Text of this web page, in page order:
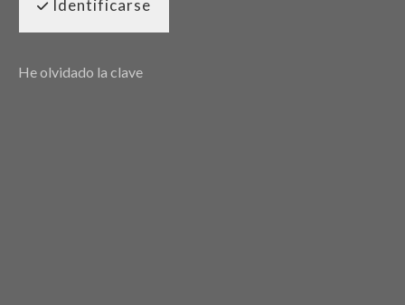
Identificarse
He olvidado la clave